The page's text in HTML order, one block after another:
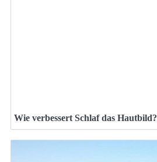
Wie verbessert Schlaf das Hautbild?